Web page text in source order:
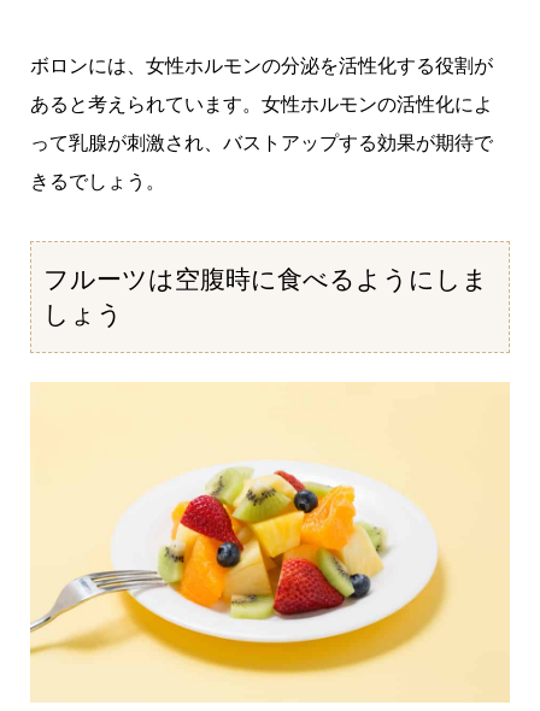
ボロンには、女性ホルモンの分泌を活性化する役割が
あると考えられています。女性ホルモンの活性化によ
って乳腺が刺激され、バストアップする効果が期待で
きるでしょう。
フルーツは空腹時に食べるようにしま
しょう